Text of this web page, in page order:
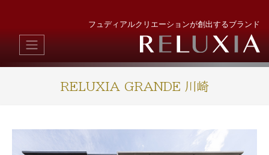
フュディアルクリエーションが創出するブランド
RELUXIA GRANDE 川崎